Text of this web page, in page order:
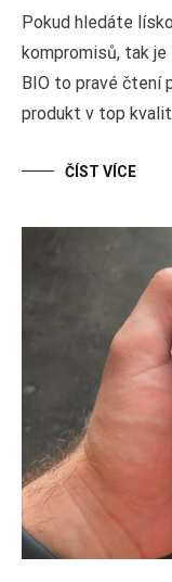
Pokud hledáte
kompromisů, tak je
BIO to pravé čtení
produkt v top
ČÍST VÍCE